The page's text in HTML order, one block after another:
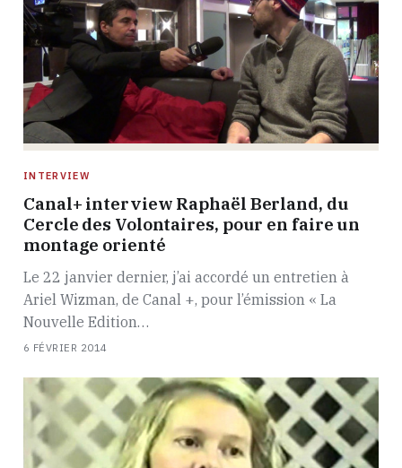
INTERVIEW
Canal+ interview Raphaël Berland, du
Cercle des Volontaires, pour en faire un
montage orienté
Le 22 janvier dernier, j’ai accordé un entretien à
Ariel Wizman, de Canal +, pour l’émission « La
Nouvelle Edition…
6 FÉVRIER 2014